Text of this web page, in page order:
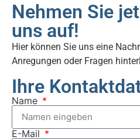
Nehmen Sie
uns auf!
Hier können Sie uns eine
Anregungen oder Fragen
Ihre
Name
E-Mail